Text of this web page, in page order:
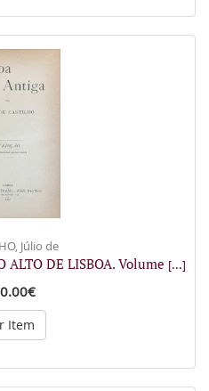
Júlio de
ALTO DE LISBOA. Volume [...]
Item